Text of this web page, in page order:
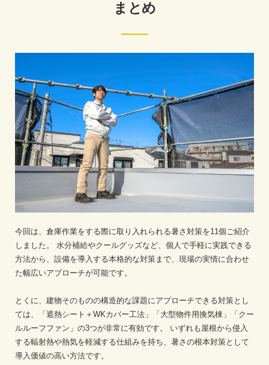
まとめ
今回は、倉庫作業をする際に取り入れられる暑さ対策を11個ご紹介
しました。
水分補給やクールグッズなど、個人で手軽に実践できる
方法から、設備を導入する本格的な対策まで、現場の実情に合わせ
た幅広いアプローチが可能です。
とくに、建物そのものの構造的な課題にアプローチできる対策とし
ては、「遮熱シート＋WKカバー工法」「大型物件用換気棟」「クー
ルルーフファン」の3つが非常に有効です。
いずれも屋根から侵入
する輻射熱や熱気を軽減する仕組みを持ち、暑さの根本対策として
導入価値の高い方法です。